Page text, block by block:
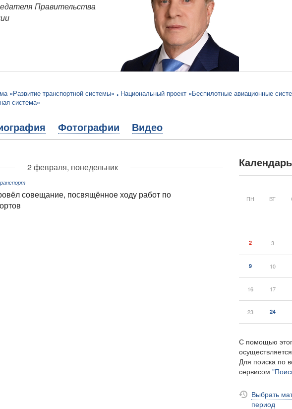
Правительства
«Развитие транспортной системы» Национальный проект «Беспилотные авиационные
система»
Фотографии Видео
2 февраля, понедельник
совещание, посвящённое ходу работ по
Календарь
ПН ВТ
2 3
9 10
16 17
23 24
С помощью
Для поиска по
сервисом
Выбрать
период